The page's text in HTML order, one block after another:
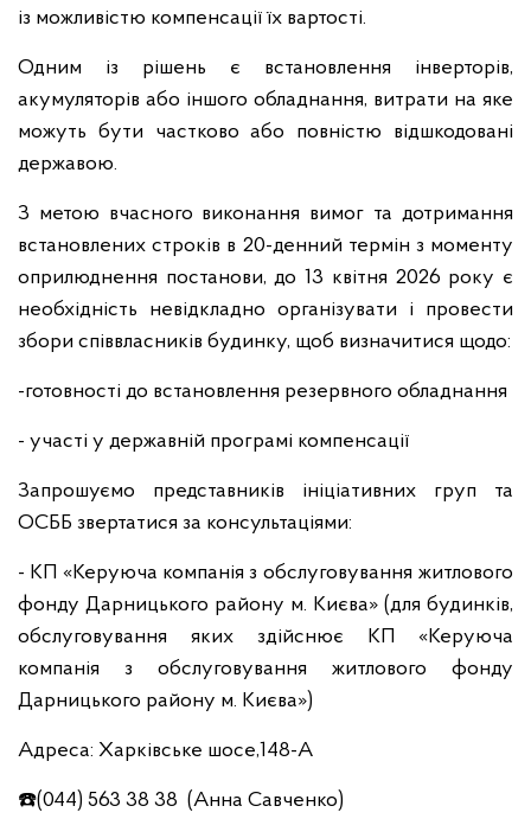
із можливістю компенсації їх вартості.
Одним із рішень є встановлення інверторів,
акумуляторів або іншого обладнання, витрати на яке
можуть бути частково або повністю відшкодовані
державою.
З метою вчасного виконання вимог та дотримання
встановлених строків в 20-денний термін з моменту
оприлюднення постанови, до 13 квітня 2026 року є
необхідність невідкладно організувати і провести
збори співвласників будинку, щоб визначитися щодо:
-готовності до встановлення резервного обладнання
- участі у державній програмі компенсації
Запрошуємо представників ініціативних груп та
ОСББ звертатися за консультаціями:
- КП «Керуюча компанія з обслуговування житлового
фонду Дарницького району м. Києва» (для будинків,
обслуговування яких здійснює КП «Керуюча
компанія з обслуговування житлового фонду
Дарницького району м. Києва»)
Адреса: Харківське шосе,148-А
☎️(044) 563 38 38 (Анна Савченко)